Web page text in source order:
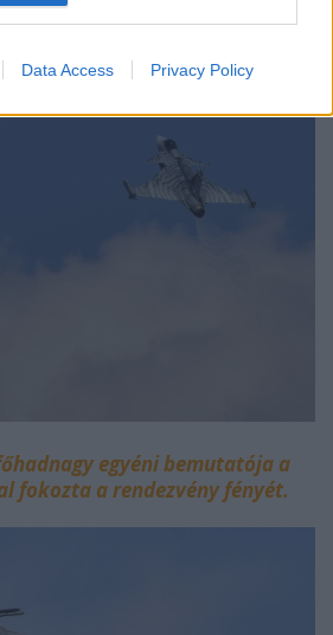
Data Access Privacy Policy
egyéni bemutatója a
fokozta a rendezvény fényét.